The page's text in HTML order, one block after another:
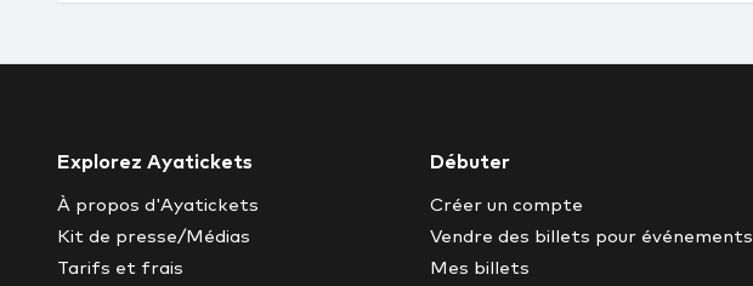
Explorez Ayatickets
À propos d'Ayatickets
Kit de presse/Médias
Tarifs et frais
Débuter
Créer un compte
Vendre des billets pour événements
Mes billets